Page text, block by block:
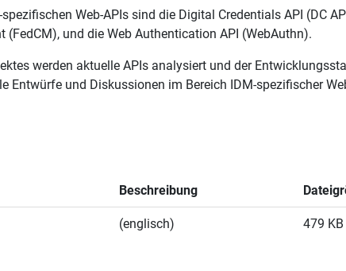
Web-APIs sind die Digital Credentials API (DC
(FedCM), und die Web Authentication API (WebAuthn).
werden aktuelle APIs analysiert und der
Entwürfe und Diskussionen im Bereich IDM-spezifischer
Beschreibung
(englisch) 479 KB